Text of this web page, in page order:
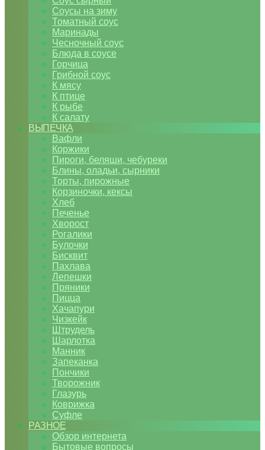
Соусы на зиму
Томатный соус
Маринады
Чесночный соус
Блюда в соусе
Горчица
Грибной соус
К мясу
К птице
К рыбе
К салату
ВЫПЕЧКА
Вафли
Коржики
Пироги, беляши, чебуреки
Блины, оладьи, сырники
Торты, пирожные
Корзиночки, кексы
Хлеб
Печенье
Хворост
Рогалики
Булочки
Бисквит
Пахлава
Лепешки
Пряники
Пицца
Хачапури
Чизкейк
Штрудель
Шарлотка
Манник
Запеканка
Пончики
Творожник
Глазурь
Коврижка
Суфле
РАЗНОЕ
Обзор интернета
Бытовые вопросы